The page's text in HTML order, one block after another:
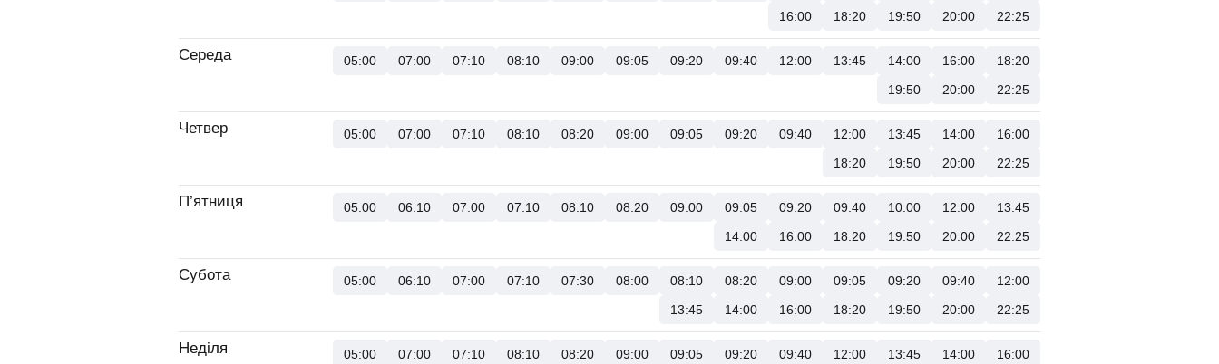
16:00
18:20 19:50 20:00 22:25
Середа 05:00 07:00 07:10 08:10 09:00 09:05 09:20 09:40 12:00 13:45 14:00 16:00
18:20
19:50
20:00 22:25
Четвер 05:00 07:00 07:10 08:10 08:20 09:00 09:05 09:20 09:40 12:00 13:45 14:00
16:00
18:20
19:50 20:00 22:25
П’ятниця 05:00 06:10 07:00 07:10 08:10 08:20 09:00 09:05 09:20 09:40 10:00 12:00
13:45
14:00
16:00 18:20 19:50 20:00 22:25
Субота 05:00 06:10 07:00 07:10 07:30 08:00 08:10 08:20 09:00 09:05 09:20 09:40
12:00
13:45
14:00 16:00 18:20 19:50 20:00 22:25
Неділя 05:00 07:00 07:10 08:10 08:20 09:00 09:05 09:20 09:40 12:00 13:45 14:00 16:00